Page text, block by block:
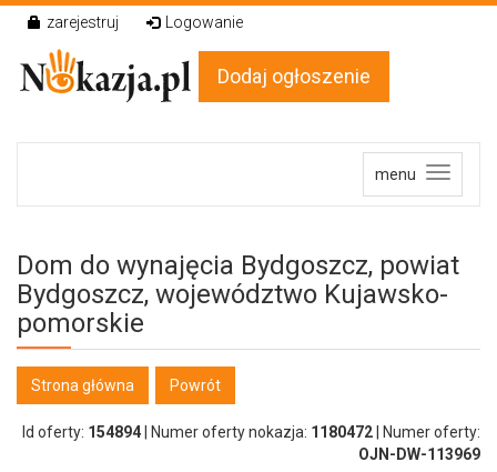
zarejestruj Logowanie
Dodaj ogłoszenie
menu
Dom do wynajęcia Bydgoszcz, powiat
Bydgoszcz, województwo Kujawsko-
pomorskie
Strona główna Powrót
Id oferty: 154894 Numer oferty nokazja: 1180472
Numer oferty:
OJN-DW-113969